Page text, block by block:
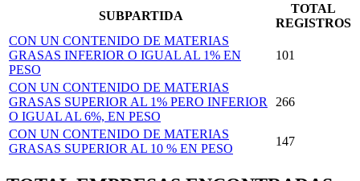
SUBPARTIDA
TOTAL
REGISTROS
CON UN CONTENIDO DE MATERIAS
GRASAS INFERIOR O IGUAL AL 1% EN
PESO
101
CON UN CONTENIDO DE MATERIAS
GRASAS SUPERIOR AL 1% PERO INFERIOR
O IGUAL AL 6%, EN PESO
266
CON UN CONTENIDO DE MATERIAS
GRASAS SUPERIOR AL 10 % EN PESO
147